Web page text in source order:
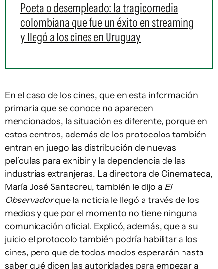
Poeta o desempleado: la tragicomedia
colombiana que fue un éxito en streaming
y llegó a los cines en Uruguay
En el caso de los cines, que en esta información
primaria que se conoce no aparecen
mencionados, la situación es diferente, porque en
estos centros, además de los protocolos también
entran en juego las distribución de nuevas
películas para exhibir y la dependencia de las
industrias extranjeras. La directora de Cinemateca,
María José Santacreu, también le dijo a El
Observadorque la noticia le llegó a través de los
medios y que por el momento no tiene ninguna
comunicación oficial. Explicó, además, que a su
juicio el protocolo también podría habilitar a los
cines, pero que de todos modos esperarán hasta
saber qué dicen las autoridades para empezar a